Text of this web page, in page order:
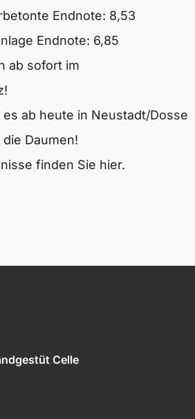
Endnote: 8,53
Endnote: 6,85
ab sofort im
ab heute in Neustadt/Dosse
Daumen!
finden Sie hier.
Celle